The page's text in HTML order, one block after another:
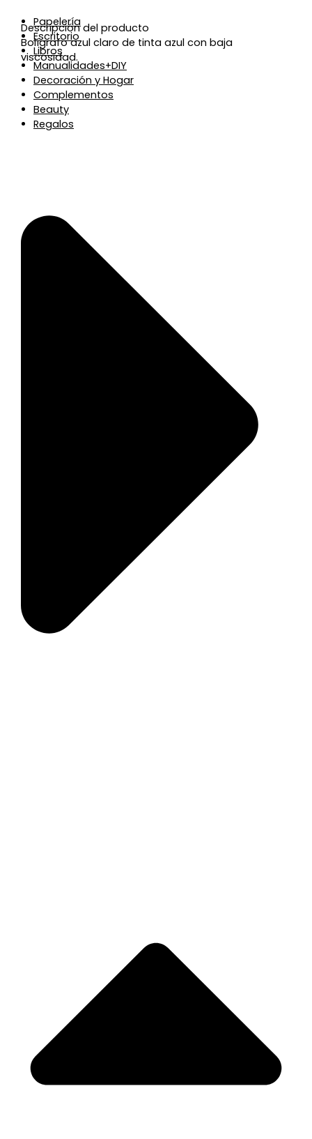
Papelería
Escritorio
Libros
Manualidades+DIY
Decoración y Hogar
Complementos
Beauty
Regalos
Descripción del producto
Bolígrafo azul claro de tinta azul con baja
viscosidad.